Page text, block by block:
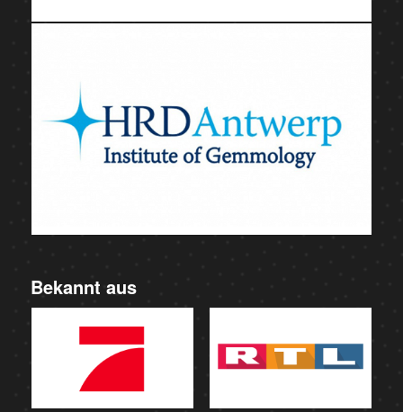
Bekannt aus